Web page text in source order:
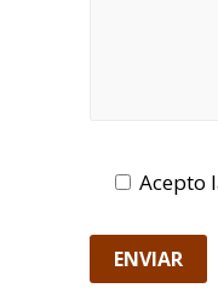
Acepto